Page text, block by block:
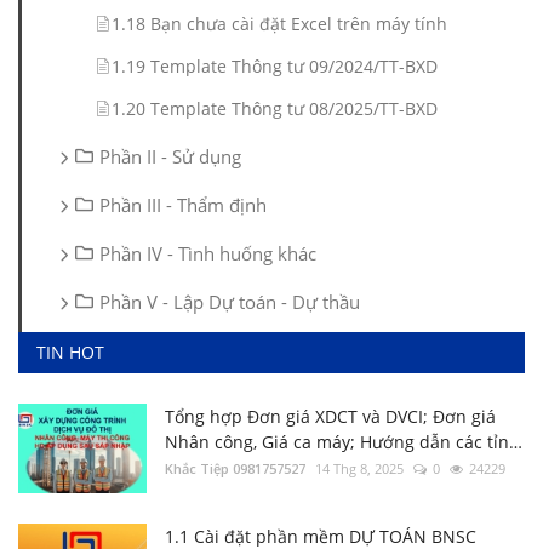
1.18 Bạn chưa cài đặt Excel trên máy tính
1.19 Template Thông tư 09/2024/TT-BXD
1.20 Template Thông tư 08/2025/TT-BXD
Phần II - Sử dụng
Phần III - Thẩm định
Phần IV - Tình huống khác
Phần V - Lập Dự toán - Dự thầu
TIN HOT
Tổng hợp Đơn giá XDCT và DVCI; Đơn giá
Nhân công, Giá ca máy; Hướng dẫn các tỉnh
thành
Khắc Tiệp 0981757527 14 Thg 8, 2025 0 24229
1.1 Cài đặt phần mềm DỰ TOÁN BNSC